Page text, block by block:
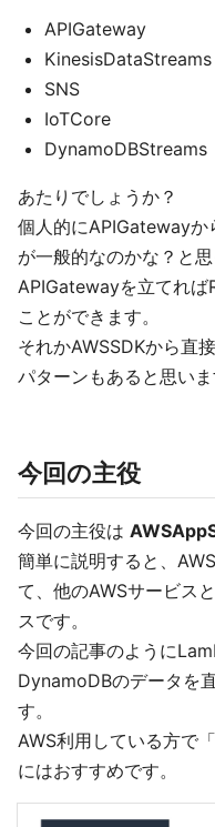
APIGateway
KinesisDataStreams
SNS
IoTCore
DynamoDBStreams
あたりでしょうか？
個人的にAPIGateway
が一般的なのかな？と思
APIGatewayを立てれ
ことができます。
それかAWSSDKから直
パターンもあると思いま
今回の主役
今回の主役は
簡単に説明すると、
て、他のAWSサービス
スです。
今回の記事のように
DynamoDBのデータを
す。
AWS利用している方で
にはおすすめです。